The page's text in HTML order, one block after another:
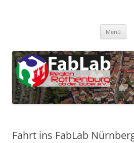
Menü
Fahrt ins FabLab